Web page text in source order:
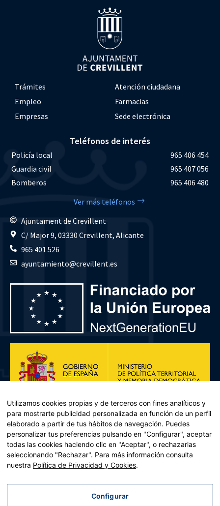
Trámites
Atención ciudadana
Empleo
Farmacias
Empresas
Sede electrónica
Teléfonos de interés
Policía local
965 406 454
Guardia civil
965 407 056
Bomberos
965 406 480
Ver más teléfonos
Ajuntament de Crevillent
C/ Major 9, 03330 Crevillent, Alicante
965 401 526
ayuntamiento@crevillent.es
Plan de Recuperación, Transformación y Resiliencia – Financiado por
Recuperación y resiliencia, establecido por el Reglamento (UE)
2021/241 del Parlamento Europeo y del Consejo, de 12 de febrero
Utilizamos cookies propias y de terceros con fines analíticos y
para mostrarte publicidad personalizada en función de un perfil
elaborado a partir de tus hábitos de navegación. Puedes
personalizar tus preferencias pulsando en "Configurar", aceptar
todas las cookies haciendo clic en "Aceptar", o rechazarlas
seleccionando "Rechazar". Para más información consulta
nuestra Política de Privacidad y Cookies.
Configurar